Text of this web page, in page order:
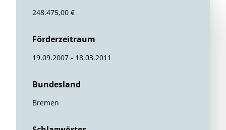
248.475,00 €
Förderzeitraum
19.09.2007 - 18.03.2011
Bundesland
Bremen